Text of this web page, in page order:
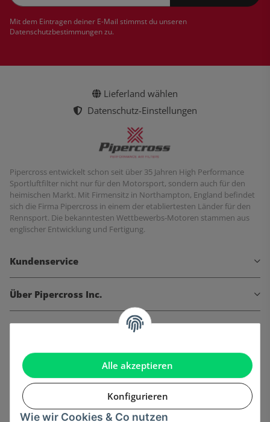
Alle akzeptieren
Konfigurieren
Wie wir Cookies & Co nutzen
Mit dem Eintragen deiner E-Mail stimmst du unseren
Datenschutzbestimmungenzu.
Lieferland wählen
Datenschutz-Einstellungen
Pipercross entwickelt schon seit über 35 Jahren High Performance
Sportluftfilter nicht nur für den Motorsport, sondern auch für den
heimischen Markt. Mit Firmensitz in Northampton, England befindet
sich die Firma Pipercross in einem der etabliertesten Länder für den
Rennsport. Die bekanntesten Wettbewerbs-Motoren stammen aus
englischer Entwicklung und Fertigung.
Kundenservice
Über Pipercross Inc.
Informationen
Gesetzliche Informationen